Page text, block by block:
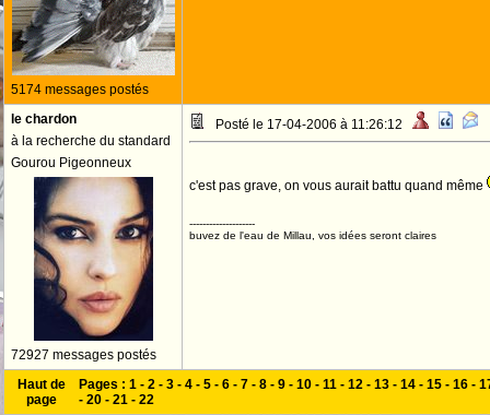
5174 messages postés
le chardon
à la recherche du standard
Gourou Pigeonneux
72927 messages postés
Posté le 17-04-2006 à 11:26:12
c'est pas grave, on vous aurait battu quand même
--------------------
buvez de l'eau de Millau, vos idées seront claires
Haut de
page
Pages : 1 - 2 - 3 - 4 - 5 - 6 - 7 - 8 - 9 - 10 - 11 - 12 - 13 - 14 - 15 - 16 -
- 20 - 21 - 22